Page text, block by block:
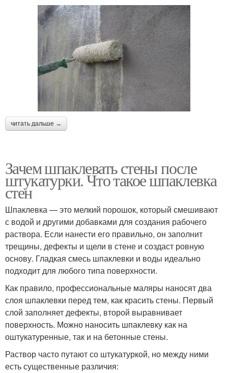
читать дальше →
Зачем шпаклевать стены после
штукатурки. Что такое шпаклевка
стен
Шпаклевка — это мелкий порошок, который смешивают
с водой и другими добавками для создания рабочего
раствора. Если нанести его правильно, он заполнит
трещины, дефекты и щели в стене и создаст ровную
основу. Гладкая смесь шпаклевки и воды идеально
подходит для любого типа поверхности.
Как правило, профессиональные маляры наносят два
слоя шпаклевки перед тем, как красить стены. Первый
слой заполняет дефекты, второй выравнивает
поверхность. Можно наносить шпаклевку как на
оштукатуренные, так и на бетонные стены.
Раствор часто путают со штукатуркой, но между ними
есть существенные различия: